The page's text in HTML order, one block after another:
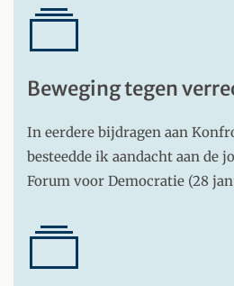
Beweging tegen
In eerdere bijdragen aan
besteedde ik aandacht aan de
Forum voor Democratie (28